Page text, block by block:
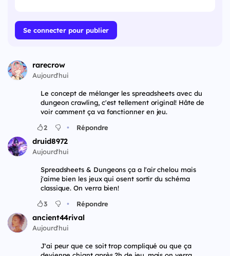
Se connecter pour publier
rarecrow
Aujourd'hui
Le concept de mélanger les spreadsheets avec du
dungeon crawling, c'est tellement original! Hâte de
voir comment ça va fonctionner en jeu.
2
• Répondre
druid8972
Aujourd'hui
Spreadsheets & Dungeons ça a l'air chelou mais
j'aime bien les jeux qui osent sortir du schéma
classique. On verra bien!
3
• Répondre
ancient44rival
Aujourd'hui
J'ai peur que ce soit trop compliqué ou que ça